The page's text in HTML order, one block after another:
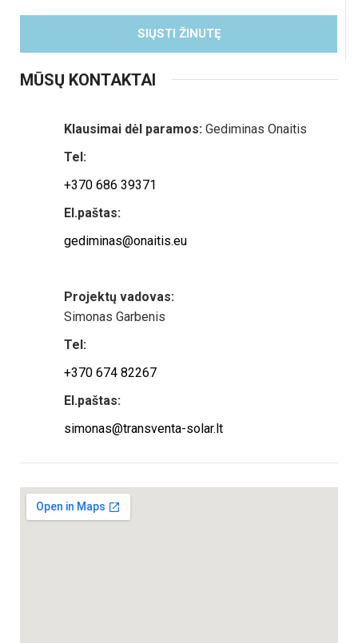
SIŲSTI ŽINUTĘ
MŪSŲ KONTAKTAI
Klausimai dėl paramos: Gediminas Onaitis
Tel:
+370 686 39371
El.paštas:
gediminas@onaitis.eu
Projektų vadovas:
Simonas Garbenis
Tel:
+370 674 82267
El.paštas:
simonas@transventa-solar.lt